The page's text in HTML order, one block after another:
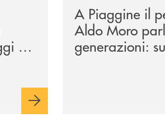
di
A Piaggine il
Aldo Moro
generazioni:
l’iniziativa